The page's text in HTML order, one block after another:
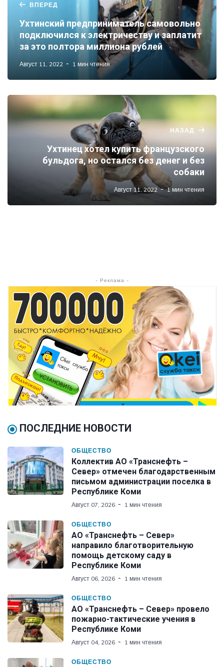
ВПЕРЕД
Ухтинский предприниматель самовольно
подключился к электричеству и заплатит
за это полтора миллиона рублей
Август 11, 2022 1 мин чтения
НАЗАД
Ухтинец хотел купить французского
бульдога, но остался без денег и без
собаки
Август 11, 2022 1 мин чтения
- Реклама -
ПОСЛЕДНИЕ НОВОСТИ
ОБЩЕСТВО
Коллектив АО «Транснефть –
Север» отмечен благодарственным
письмом администрации поселка в
Республике Коми
Август 07, 2026 1 мин чтения
ОБЩЕСТВО
АО «Транснефть – Север»
направило благотворительную
помощь детскому саду в
Республике Коми
Август 06, 2026 1 мин чтения
ОБЩЕСТВО
АО «Транснефть – Север» провело
пожарно-тактические учения в
Республике Коми
Август 04, 2026 1 мин чтения
ОБЩЕСТВО